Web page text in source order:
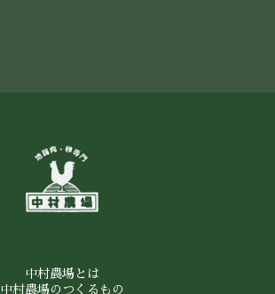
中村農場とは
中村農場のつくるもの